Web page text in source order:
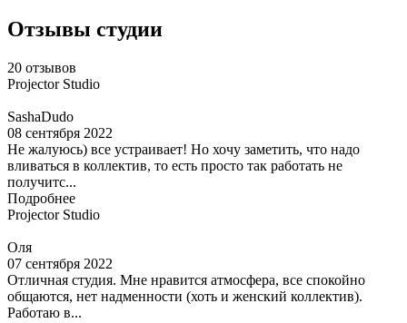
Отзывы студии
20 отзывов
Projector Studio
SashaDudo
08 сентября 2022
Не жалуюсь) все устраивает! Но хочу заметить, что надо
вливаться в коллектив, то есть просто так работать не
получитс...
Подробнее
Projector Studio
Оля
07 сентября 2022
Отличная студия. Мне нравится атмосфера, все спокойно
общаются, нет надменности (хоть и женский коллектив).
Работаю в...